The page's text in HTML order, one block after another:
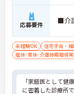
応募要件 ■介
未経験OK 住宅手当・
産休･育休･介護休暇取得
「家庭医として健
に密着した診療所